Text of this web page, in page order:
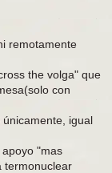
remotamente
the volga" que
con
igual
"mas
termonuclear